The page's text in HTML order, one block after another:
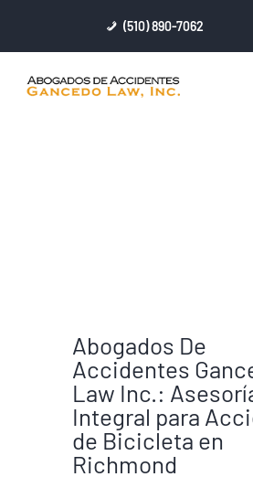
(510) 890-7062
Abogados De
Accidentes
Law Inc.:
Integral para
de Bicicleta en
Richmond